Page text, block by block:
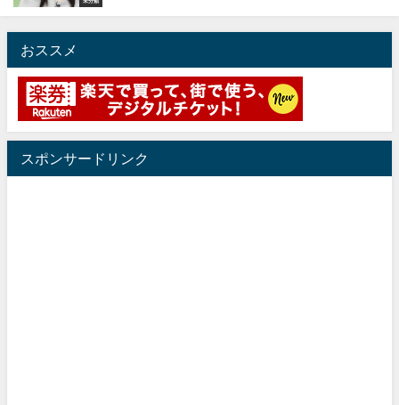
未分類
おススメ
スポンサードリンク